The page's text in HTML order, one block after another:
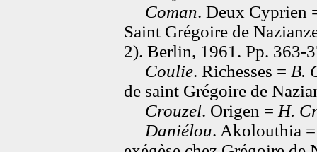
Coman. Deux Cyprien
Saint Grégoire de
2). Berlin, 1961. Pp. 363-
Coulie. Richesses = B.
de saint Grégoire de
Crouzel. Origen = H.
Daniélou. Akolouthia